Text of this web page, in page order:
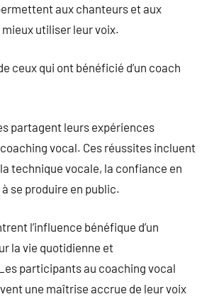
aux chanteurs et aux
utiliser leur voix.
ceux qui ont bénéficié d’un coach
partagent leurs expériences
vocal. Ces réussites incluent
technique vocale, la confiance en
se produire en public.
l’influence bénéfique d’un
la vie quotidienne et
participants au coaching vocal
une maîtrise accrue de leur voix